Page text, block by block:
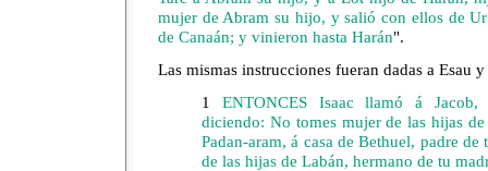
mujer de Abram su hijo, y salió con ellos de
de Canaán; y vinieron hasta Harán".
Las mismas instrucciones fueran dadas a Esau
1
ENTONCES Isaac llamó á
diciendo: No tomes mujer de las hijas
Padan-aram, á casa de Bethuel, padre
de las hijas de Labán, hermano de tu